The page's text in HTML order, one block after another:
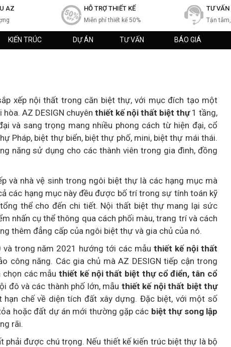
AZ HỖ TRỢ THIẾT KẾ
Miễn phí thiết kế 50%
TƯ
Tận
KIẾN TRÚC DỰ ÁN TƯ VẤN BÁO GIÁ
xếp nội thất trong căn biệt thự, với mục đích tạo một
AZ DESIGN chuyên thiết kế nội thất biệt thự1 tầng,
và sang trọng mang nhiều phong cách từ hiện đại, cổ
Pháp, biệt thự biển, biệt thự phố, mini, biệt thự mái thái.
năng sử dụng cho các thành viên trong gia đình, đồng
và nhà vệ sinh trong ngôi biệt thự là các hạng mục mà
các hạng mục này đều được bố trí trong sự tính toán kỹ
thể cho đến chi tiết. Nội thất biệt thự mang lại sức
nhấn cụ thể thông qua cách phối màu, trang trí và cách
thêm đẳng cấp của ngôi biệt thự và gia chủ của nó.
trong năm 2021 hướng tới các mẫuthiết kế nội thất
công năng. Các gia chủ mà AZ DESIGN tiếp cận trong
chọn các mẫuthiết kế nội thất biệt thự cổ điển, tân cổ
đô và các thành phố lớn, mẫu thiết kế nội thất biệt thự
chế về diện tích đất xây dựng. Đặc biệt, với một số
hoặc đất dự án mới thường gặp các biệt thự song lập
rãi.
phải được chú trọng. Nếu thiết kế kiến trúc biệt thự là bộ